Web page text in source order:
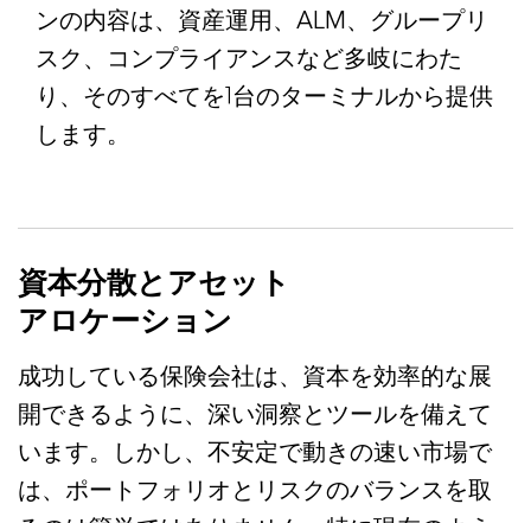
ンの内容は、資産運用、ALM、グループリ
スク、コンプライアンスなど多岐にわた
り、そのすべてを1台のターミナルから提供
します。
資本分散とアセット
アロケーション
成功している保険会社は、資本を効率的な展
開できるように、深い洞察とツールを備えて
います。しかし、不安定で動きの速い市場で
は、ポートフォリオとリスクのバランスを取